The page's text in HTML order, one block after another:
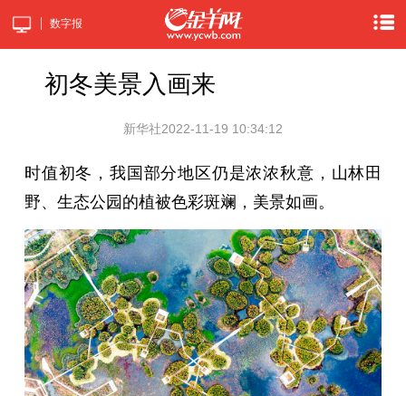
数字报
初冬美景入画来
新华社2022-11-19 10:34:12
时值初冬，我国部分地区仍是浓浓秋意，山林田
野、生态公园的植被色彩斑斓，美景如画。